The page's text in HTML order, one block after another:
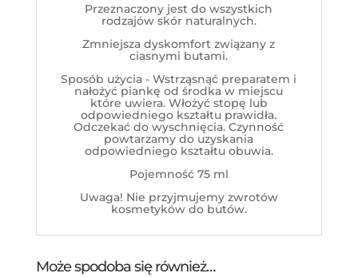
Przeznaczony jest do wszystkich
rodzajów skór naturalnych.
Zmniejsza dyskomfort związany z
ciasnymi butami.
Sposób użycia - Wstrząsnąć preparatem i
nałożyć piankę od środka w miejscu
które uwiera. Włożyć stopę lub
odpowiedniego kształtu prawidła.
Odczekać do wyschnięcia. Czynność
powtarzamy do uzyskania
odpowiedniego kształtu obuwia.
Pojemność 75 ml
Uwaga! Nie przyjmujemy zwrotów
kosmetyków do butów.
Może spodoba się również…